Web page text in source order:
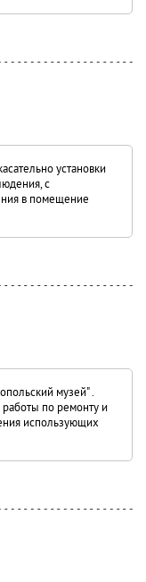
установки
с
в помещение
музей" .
по ремонту и
использующих